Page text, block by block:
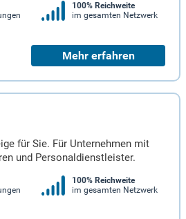
100% Reichweite
im gesamten Netzwerk
Mehr erfahren
für Sie. Für Unternehmen mit
und Personaldienstleister.
100% Reichweite
im gesamten Netzwerk